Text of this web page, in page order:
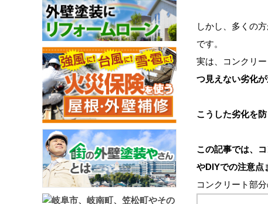
しかし、多くの
です。
実は、コンクリ
つ見えない劣化
こうした劣化を
この記事では、
やDIYでの注意点
コンクリート部